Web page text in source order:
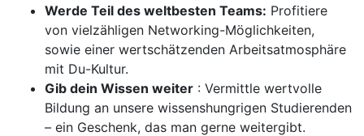
Werde Teil des weltbesten Teams: Profitiere
von vielzähligen Networking-Möglichkeiten,
sowie einer wertschätzenden Arbeitsatmosphäre
mit Du-Kultur.
Gib dein Wissen weiter : Vermittle wertvolle
Bildung an unsere wissenshungrigen Studierenden
– ein Geschenk, das man gerne weitergibt.